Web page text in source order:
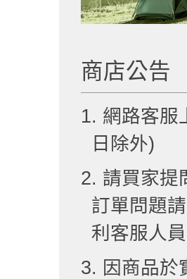
商店公告
1. 網路客服
日除外)
2. 請買家提
訂單問題
利客服人
3. 因商品於